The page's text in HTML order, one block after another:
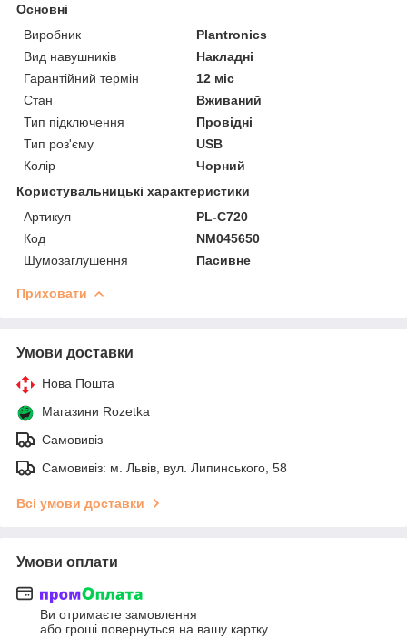
Основні
Виробник
Plantronics
Вид навушників
Накладні
Гарантійний термін
12 міс
Стан
Вживаний
Тип підключення
Провідні
Тип роз'єму
USB
Колір
Чорний
Користувальницькі характеристики
Артикул
PL-C720
Код
NM045650
Шумозаглушення
Пасивне
Приховати
Умови доставки
Нова Пошта
Магазини Rozetka
Самовивіз
Самовивіз: м. Львів, вул. Липинського, 58
Всі умови доставки
Умови оплати
Ви отримаєте замовлення
або гроші повернуться на вашу картку